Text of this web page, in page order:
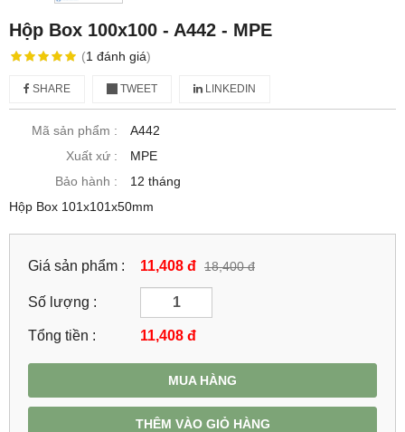
Hộp Box 100x100 - A442 - MPE
(1 đánh giá)
SHARE TWEET LINKEDIN
Mã sản phẩm :
A442
Xuất xứ :
MPE
Bảo hành :
12 tháng
Hộp Box 101x101x50mm
Giá sản phẩm : 11,408 đ 18,400 đ
Số lượng :
Tổng tiền : 11,408 đ
MUA HÀNG
THÊM VÀO GIỎ HÀNG